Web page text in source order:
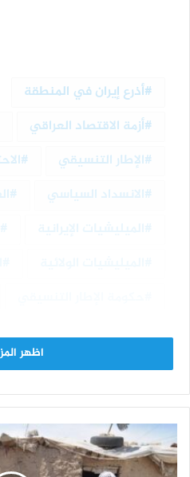
أذرع إيران في المنطقة
أزمة الاقتصاد العراقي
الإطار التنسيقي
الانسداد السياسي
اظهر